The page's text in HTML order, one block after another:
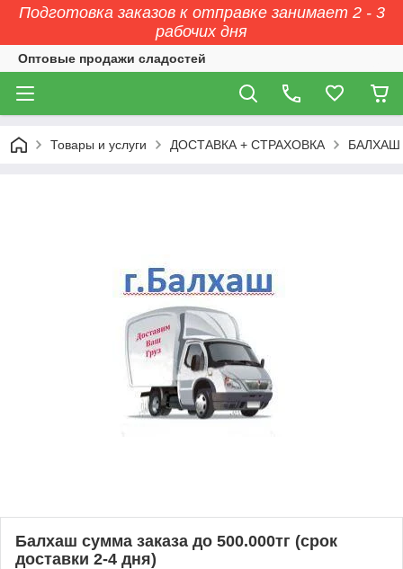
Подготовка заказов к отправке занимает 2 - 3
рабочих дня
Оптовые продажи сладостей
Товары и услуги ДОСТАВКА + СТРАХОВКА БАЛХАШ
Балхаш сумма заказа до 500.000тг (срок
доставки 2-4 дня)